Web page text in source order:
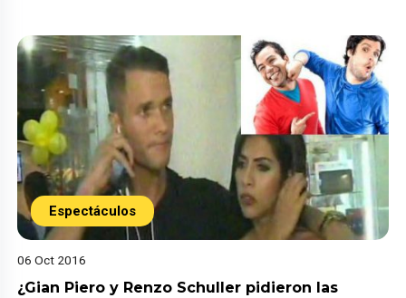
Espectáculos
06 Oct 2016
¿Gian Piero y Renzo Schuller pidieron las